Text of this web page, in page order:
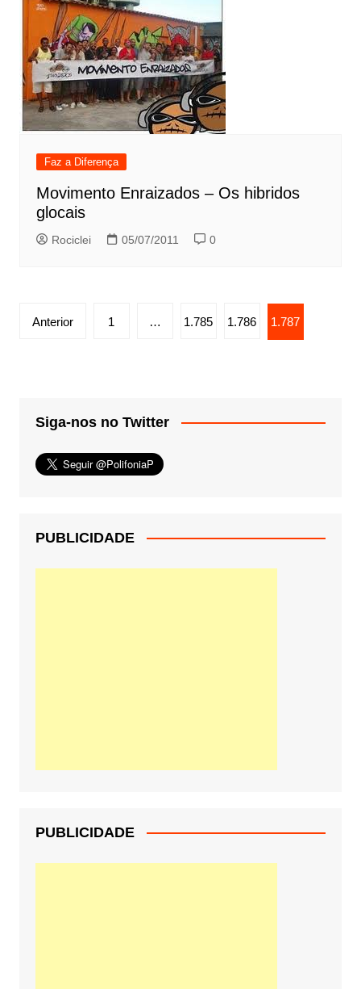
Faz a Diferença
Movimento Enraizados – Os hibridos
glocais
Rociclei 05/07/2011 0
Paginação
Anterior 1 … 1.785 1.786 1.787
Siga-nos no Twitter
PUBLICIDADE
PUBLICIDADE